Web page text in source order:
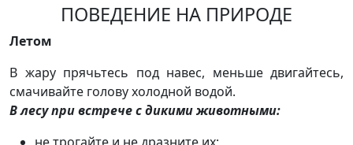
ПОВЕДЕНИЕ НА ПРИРОДЕ
Летом
В жару прячьтесь под навес, меньше двигайтесь,
смачивайте голову холодной водой.
В лесу при встрече с дикими животными:
не трогайте и не дразните их;